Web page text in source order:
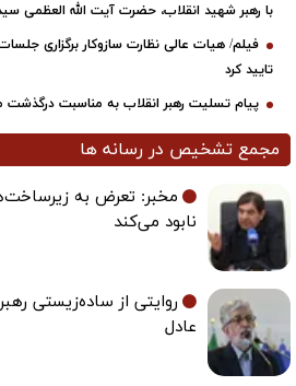
با رهبر شهید انقلاب، حضرت آیت‌ الله العظمی
فیلم/ هیات عالی نظارت سازوکار برگزاری
تایید کرد
پیام تسلیت رهبر انقلاب به مناسبت
مجمع تشخیص در رسانه ها
مخبر: تعرض به
نابود می‌کند
روایتی از ساده‌زیستی
عادل